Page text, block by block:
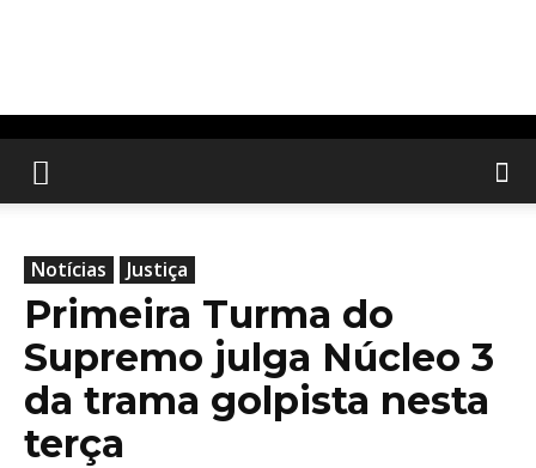
Notícias Justiça
Primeira Turma do
Supremo julga Núcleo 3
da trama golpista nesta
terça